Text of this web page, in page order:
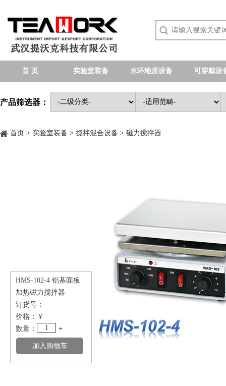
首 页 实验室装备 水环地质设备 可穿戴设
产品筛选器：
首页 > 实验室装备 > 搅拌混合设备 > 磁力搅拌器
HMS-102-4 铝基面板
加热磁力搅拌器
订货号：
价格： ￥
数量：
1 +